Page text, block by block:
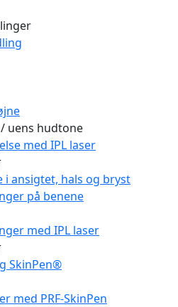
uens hudtone
med IPL laser
i ansigtet, hals og bryst
på benene
med IPL laser
SkinPen®
med PRF-SkinPen